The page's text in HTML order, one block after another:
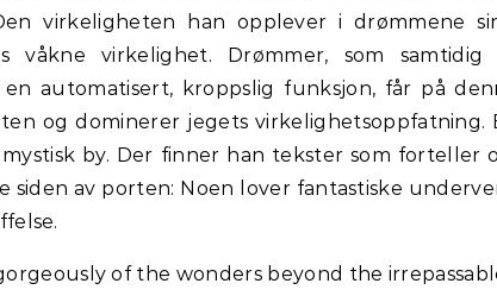
virkeligheten han opplever i drømmene
virkelighet. Drømmer, som samtidig
automatisert, kroppslig funksjon, får på
og dominerer jegets virkelighetsoppfatning.
by. Der finner han tekster som forteller
siden av porten: Noen lover fantastiske
of the wonders beyond the